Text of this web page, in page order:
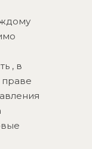
, в
праве